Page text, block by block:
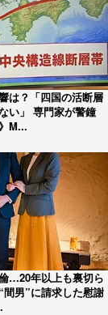
は？「四国の活断層
い」 専門家が警鐘
M...
…20年以上も裏切ら
間男”に請求した慰謝